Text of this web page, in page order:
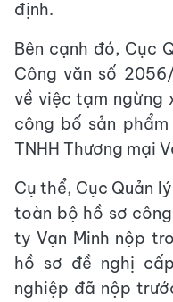
định.
Bên cạnh đó, Cục
Công văn số
về việc tạm ngừng
công bố sản
TNHH Thương mại
Cụ thể, Cục Quản
toàn bộ hồ sơ
ty Vạn Minh nộp
hồ sơ đề nghị
nghiệp đã nộp